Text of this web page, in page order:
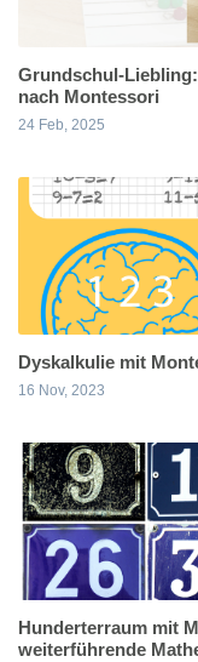
Grundschul-
nach Montessori
24 Feb, 2025
Dyskalkulie mit
16 Nov, 2023
Hunderterraum mit
weiterführende